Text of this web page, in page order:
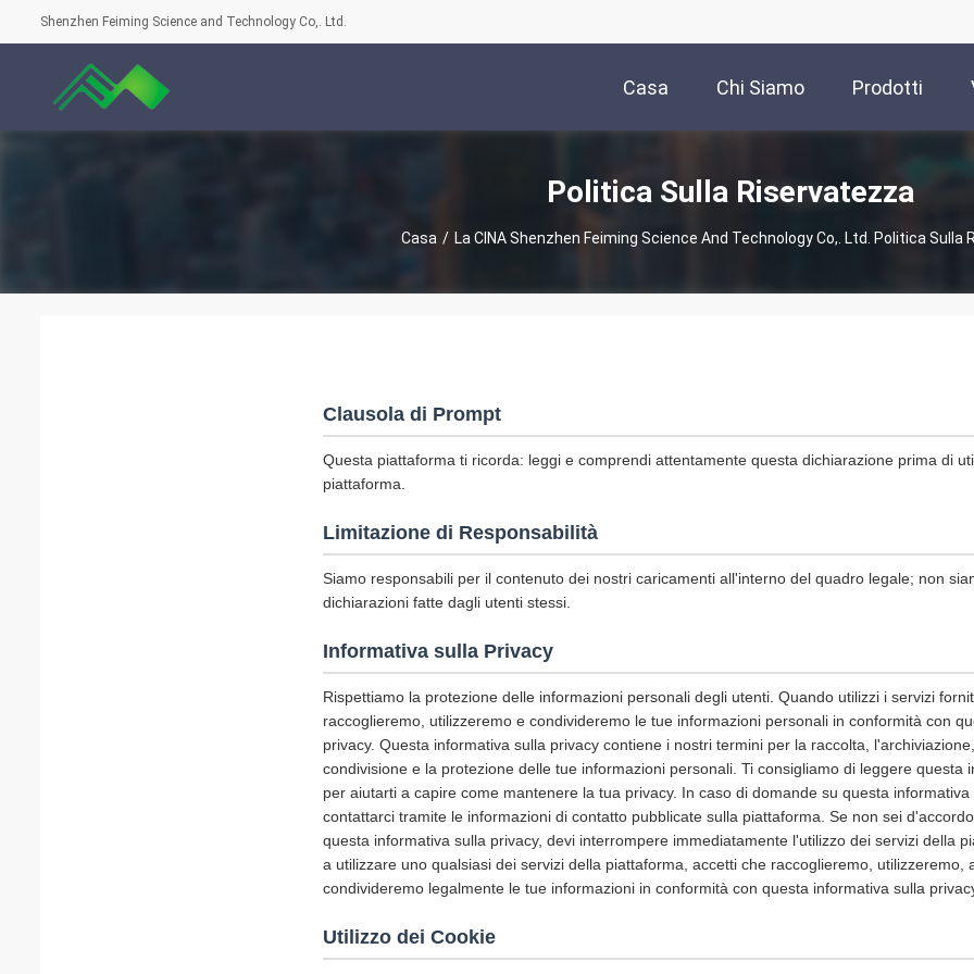
Shenzhen Feiming Science and Technology Co,. Ltd.
Casa Chi Siamo Prodotti
Politica Sulla Riservatezza
Casa / La CINA Shenzhen Feiming Science And Technology Co,. Ltd. Politica Sulla
Clausola di Prompt
Questa piattaforma ti ricorda: leggi e comprendi attentamente questa dichiarazione prima di
piattaforma.
Limitazione di Responsabilità
Siamo responsabili per il contenuto dei nostri caricamenti all'interno del quadro legale; non
dichiarazioni fatte dagli utenti stessi.
Informativa sulla Privacy
Rispettiamo la protezione delle informazioni personali degli utenti. Quando utilizzi i servizi
raccoglieremo, utilizzeremo e condivideremo le tue informazioni personali in conformità con
privacy. Questa informativa sulla privacy contiene i nostri termini per la raccolta,
condivisione e la protezione delle tue informazioni personali. Ti consigliamo di leggere questa
per aiutarti a capire come mantenere la tua privacy. In caso di domande su questa informativa
contattarci tramite le informazioni di contatto pubblicate sulla piattaforma. Se non sei
questa informativa sulla privacy, devi interrompere immediatamente l'utilizzo dei servizi della
a utilizzare uno qualsiasi dei servizi della piattaforma, accetti che raccoglieremo, utilizzeremo,
condivideremo legalmente le tue informazioni in conformità con questa informativa sulla
Utilizzo dei Cookie